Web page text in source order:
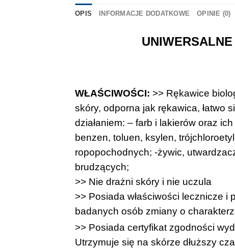
OPIS INFORMACJE DODATKOWE OPINIE (0)
WŁAŚCIWOŚCI: >> Rękawice
skóry, odporna jak rękawica, łatwo
działaniem: – farb i lakierów oraz
benzen, toluen, ksylen,
ropopochodnych; -żywic,
brudzących;
>> Nie drażni skóry i nie uczula
>> Posiada właściwości lecznicze
badanych osób zmiany o
>> Posiada certyfikat zgodności
Utrzymuje się na skórze dłuższy